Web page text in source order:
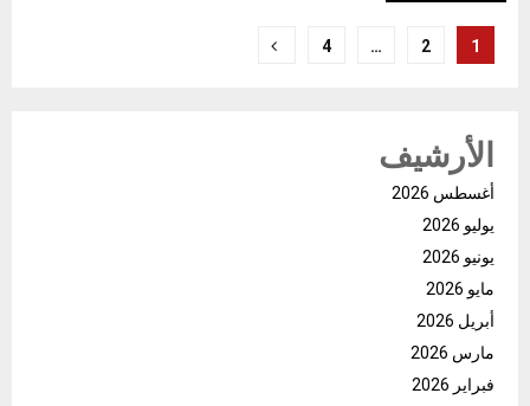
تعدد
المقالات
1
2
…
4
الأرشيف
أغسطس 2026
يوليو 2026
يونيو 2026
مايو 2026
أبريل 2026
مارس 2026
فبراير 2026